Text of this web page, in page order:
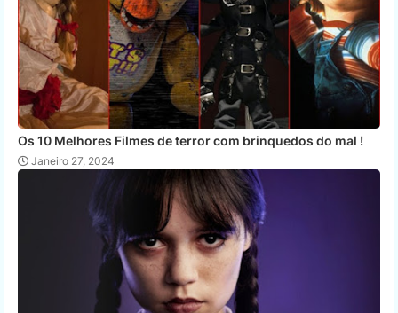
Os 10 Melhores Filmes de terror com brinquedos do mal !
Janeiro 27, 2024